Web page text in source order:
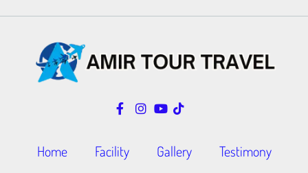
Home Facility Gallery
Testimony